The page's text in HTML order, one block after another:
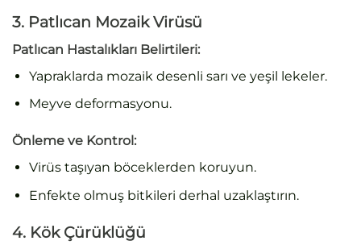
3. Patlıcan Mozaik Virüsü
Patlıcan Hastalıkları Belirtileri:
Yapraklarda mozaik desenli sarı ve yeşil lekeler.
Meyve deformasyonu.
Önleme ve Kontrol :
Virüs taşıyan böceklerden koruyun.
Enfekte olmuş bitkileri derhal uzaklaştırın.
4. Kök Çürüklüğü